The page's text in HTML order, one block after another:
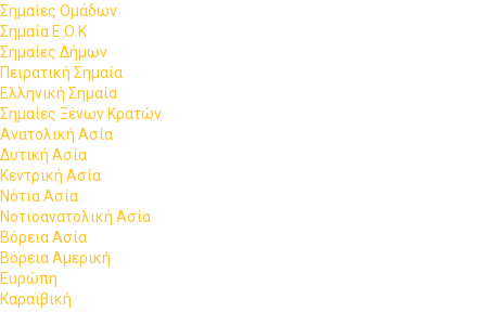
Σημαίες Ομάδων
Σημαία Ε.Ο.Κ
Σημαίες Δήμων
Πειρατική Σημαία
Ελληνική Σημαία
Σημαίες Ξένων Κρατών
Ανατολική Ασία
Δυτική Ασία
Κεντρική Ασία
Νότια Ασία
Νοτιοανατολική Ασία
Βόρεια Ασία
Βόρεια Αμερική
Ευρώπη
Καραϊβική